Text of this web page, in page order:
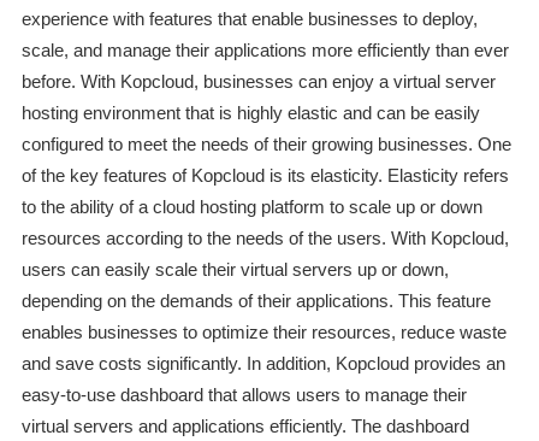
experience with features that enable businesses to deploy,
scale, and manage their applications more efficiently than ever
before. With Kopcloud, businesses can enjoy a virtual server
hosting environment that is highly elastic and can be easily
configured to meet the needs of their growing businesses. One
of the key features of Kopcloud is its elasticity. Elasticity refers
to the ability of a cloud hosting platform to scale up or down
resources according to the needs of the users. With Kopcloud,
users can easily scale their virtual servers up or down,
depending on the demands of their applications. This feature
enables businesses to optimize their resources, reduce waste
and save costs significantly. In addition, Kopcloud provides an
easy-to-use dashboard that allows users to manage their
virtual servers and applications efficiently. The dashboard